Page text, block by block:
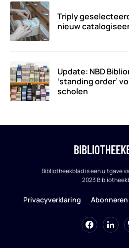
Triply
nieuw
Update: NBD
‘standing order’
scholen
Bibliotheekblad is een uitgave
2023
Privacyverklaring Abonneren